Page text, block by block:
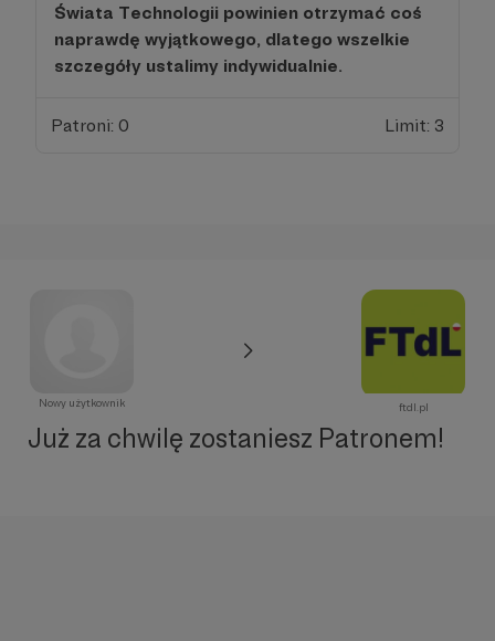
Świata Technologii powinien otrzymać coś
naprawdę wyjątkowego, dlatego wszelkie
szczegóły ustalimy indywidualnie.
Patroni: 0 Limit: 3
Nowy użytkownik ftdl.pl
Już za chwilę zostaniesz Patronem!